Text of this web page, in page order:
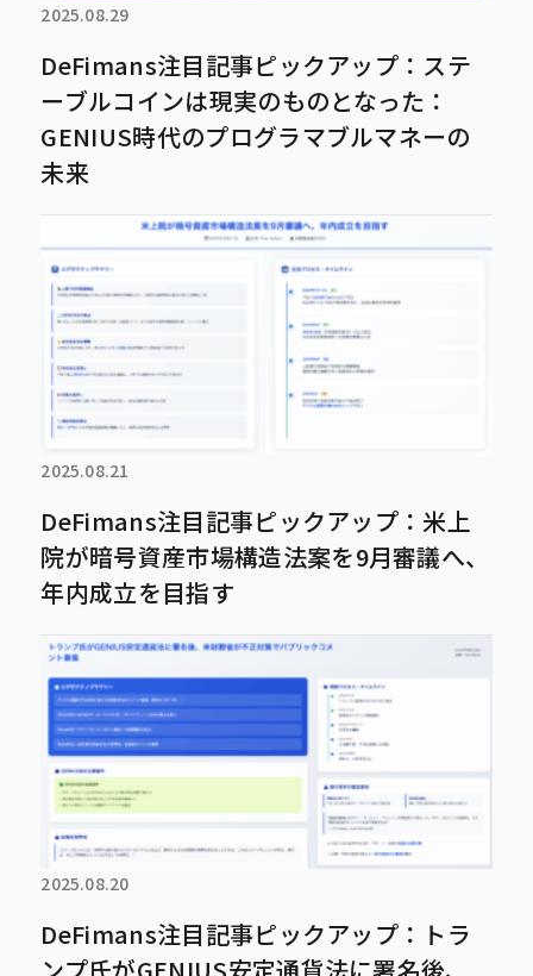
2025.08.29
DeFimans注目記事ピックアップ：ステ
ーブルコインは現実のものとなった：
GENIUS時代のプログラマブルマネーの
未来
2025.08.21
DeFimans注目記事ピックアップ：米上
院が暗号資産市場構造法案を9月審議へ、
年内成立を目指す
2025.08.20
DeFimans注目記事ピックアップ：トラ